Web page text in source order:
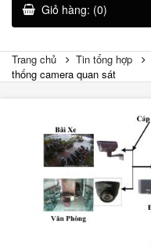
Giỏ hàng: (0)
Trang chủ Tin tổng hợp
thống camera quan sát